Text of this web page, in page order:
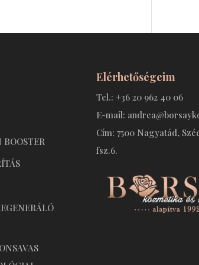
Elérhetőségeim
Tel.: +36 20 962 40 06
E-mail:
Cím: 7500 Nagyatád,
fsz.6.